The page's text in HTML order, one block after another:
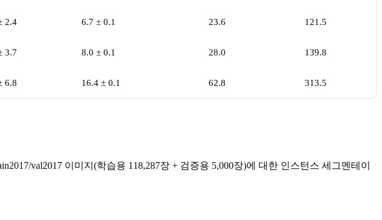
2.4 6.7 ± 0.1 23.6 121.5
3.7 8.0 ± 0.1 28.0 139.8
6.8 16.4 ± 0.1 62.8 313.5
val2017 이미지(학습용 118,287장 + 검증용 5,000장)에 대한 인스턴스 세그멘테이